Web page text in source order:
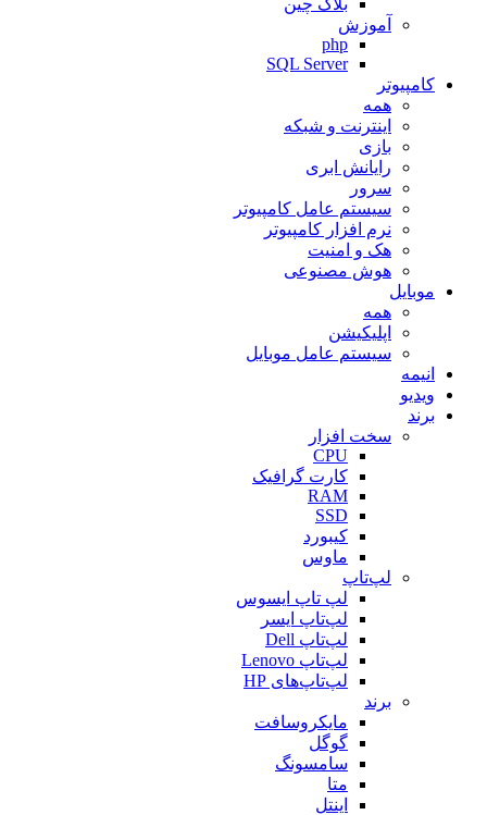
بلاک چین
آموزش
php
SQL Server
کامپیوتر
همه
اینترنت و شبکه
بازی
رایانش ابری
سرور
سیستم عامل کامپیوتر
نرم افزار کامپیوتر
هک و امنیت
هوش مصنوعی
موبایل
همه
اپلیکیشن
سیستم عامل موبایل
انیمه
ویدیو
برند
سخت افزار
CPU
کارت گرافیک
RAM
SSD
کیبورد
ماوس
لپ‌تاپ
لپ تاپ ایسوس
لپ‌تاپ ایسر
لپ‌تاپ Dell
لپ‌تاپ Lenovo
لپ‌تاپ‌های HP
برند
مایکروسافت
گوگل
سامسونگ
متا
اینتل